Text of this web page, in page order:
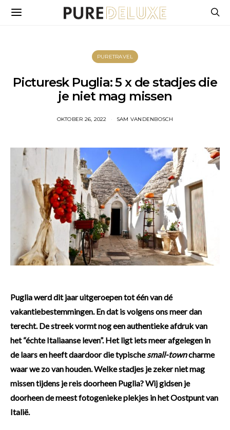
PURETRAVEL
Picturesk Puglia: 5 x de stadjes die
je niet mag missen
OKTOBER 26, 2022 SAM VANDENBOSCH
Puglia werd dit jaar uitgeroepen tot één van dé
vakantiebestemmingen. En dat is volgens ons meer dan
terecht. De streek vormt nog een authentieke afdruk van
het “échte Italiaanse leven”. Het ligt iets meer afgelegen in
de laars en heeft daardoor die typischesmall-towncharme
waar we zo van houden. Welke stadjes je zeker niet mag
missen tijdens je reis doorheen Puglia? Wij gidsen je
doorheen de meest fotogenieke plekjes in het Oostpunt van
Italië.